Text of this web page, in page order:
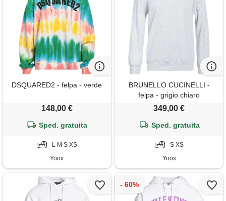
DSQUARED2 - felpa - verde
148,00 €
Sped. gratuita
L M S XS
Yoox
BRUNELLO CUCINELLI -
felpa - grigio chiaro
349,00 €
Sped. gratuita
S XS
Yoox